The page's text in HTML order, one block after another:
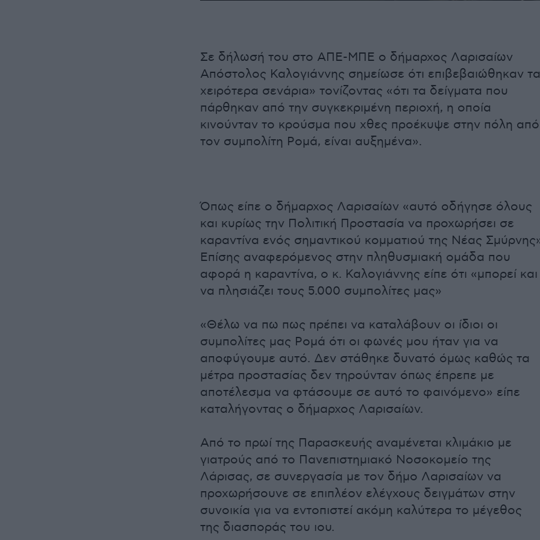
Σε δήλωσή του στο ΑΠΕ-ΜΠΕ ο δήμαρχος Λαρισαίων
Απόστολος Καλογιάννης σημείωσε ότι επιβεβαιώθηκαν τα
χειρότερα σενάρια» τονίζοντας «ότι τα δείγματα που
πάρθηκαν από την συγκεκριμένη περιοχή, η οποία
κινούνταν το κρούσμα που χθες προέκυψε στην πόλη από
τον συμπολίτη Ρομά, είναι αυξημένα».
Όπως είπε ο δήμαρχος Λαρισαίων «αυτό οδήγησε όλους
και κυρίως την Πολιτική Προστασία να προχωρήσει σε
καραντίνα ενός σημαντικού κομματιού της Νέας
Επίσης αναφερόμενος στην πληθυσμιακή ομάδα που
αφορά η καραντίνα, ο κ. Καλογιάννης είπε ότι «μπορεί και
να πλησιάζει τους 5.000 συμπολίτες μας»
«Θέλω να πω πως πρέπει να καταλάβουν οι ίδιοι οι
συμπολίτες μας Ρομά ότι οι φωνές μου ήταν για να
αποφύγουμε αυτό. Δεν στάθηκε δυνατό όμως καθώς τα
μέτρα προστασίας δεν τηρούνταν όπως έπρεπε με
αποτέλεσμα να φτάσουμε σε αυτό το φαινόμενο» είπε
καταλήγοντας ο δήμαρχος Λαρισαίων.
Από το πρωί της Παρασκευής αναμένεται κλιμάκιο με
γιατρούς από το Πανεπιστημιακό Νοσοκομείο της
Λάρισας, σε συνεργασία με τον δήμο Λαρισαίων να
προχωρήσουνε σε επιπλέον ελέγχους δειγμάτων στην
συνοικία για να εντοπιστεί ακόμη καλύτερα το μέγεθος
της διασποράς του ιου.